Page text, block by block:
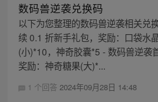
数码兽逆袭兑换码
以下为您整理的数码兽逆袭相关兑
续 0.1 折新手礼包，奖励：口袋水
(小)*10，神奇胶囊*5 - 数码兽逆袭
奖励：神奇糖果(大)*...
1 个回答 2024年09月28日 14:48